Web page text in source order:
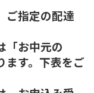
ご指定の配達
「お中元の
ます。下表をご